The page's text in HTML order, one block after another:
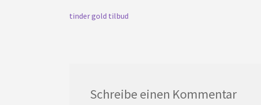
Beitrags-
Vorherigen
tinder gold tilbud
Schreibe einen Kommentar